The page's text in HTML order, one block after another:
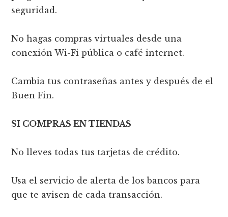
seguridad.
No hagas compras virtuales desde una
conexión Wi-Fi pública o café internet.
Cambia tus contraseñas antes y después de el
Buen Fin.
SI COMPRAS EN TIENDAS
No lleves todas tus tarjetas de crédito.
Usa el servicio de alerta de los bancos para
que te avisen de cada transacción.